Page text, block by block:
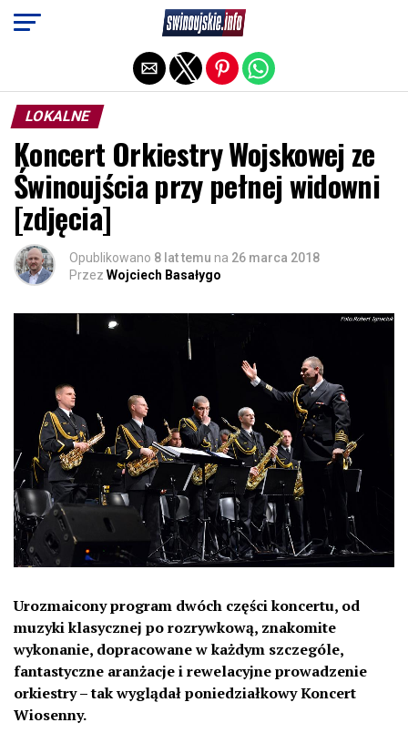
LOKALNE
Koncert Orkiestry Wojskowej ze
Świnoujścia przy pełnej widowni
[zdjęcia]
Opublikowano 8 lat temu na 26 marca 2018
Przez Wojciech Basałygo
Urozmaicony program dwóch części koncertu, od
muzyki klasycznej po rozrywkową, znakomite
wykonanie, dopracowane w każdym szczególe,
fantastyczne aranżacje i rewelacyjne prowadzenie
orkiestry – tak wyglądał poniedziałkowy Koncert
Wiosenny.
Exit mobile version